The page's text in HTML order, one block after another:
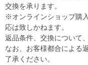
交換を承ります。
※オンラインショップ購
応は致しかねます。
返品条件、交換について
なお、お客様都合による
了承ください。